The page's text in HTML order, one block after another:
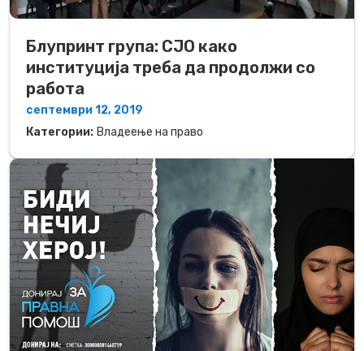
Блупринт група: СЈО како
институција треба да продолжи со
работа
септември 12, 2019
Категории: Владеење на право